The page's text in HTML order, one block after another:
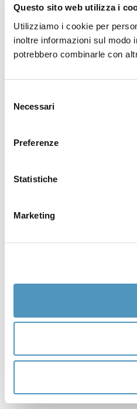
Questo sito web utilizza i
Utilizziamo i cookie per
inoltre informazioni sul modo
potrebbero combinarle con
delNecessari
Preferenze
Statistiche
Marketing